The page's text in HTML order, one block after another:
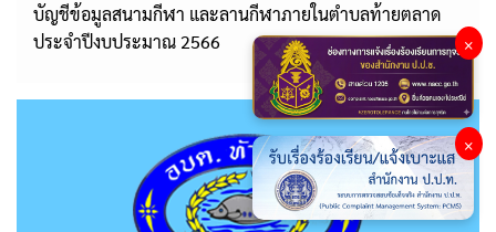
บัญชีข้อมูลสนามกีฬา และลานกีฬาภายในตำบลท้ายตลาด
ประจำปีงบประมาณ 2566
×
×